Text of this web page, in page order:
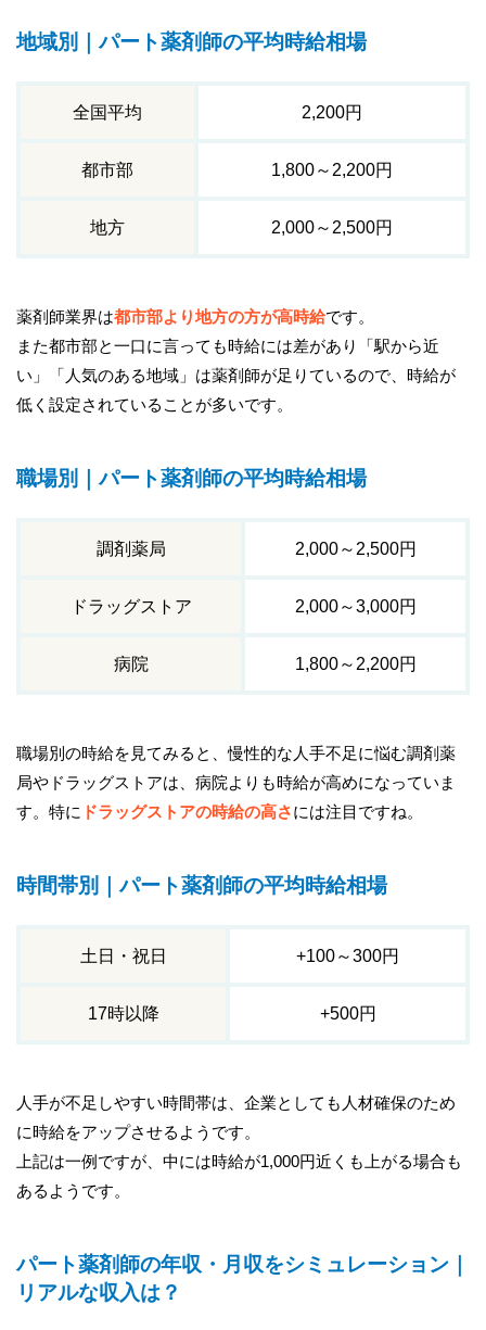
地域別｜パート薬剤師の平均時給相場
全国平均 2,200円
都市部 1,800～2,200円
地方 2,000～2,500円
薬剤師業界は都市部より地方の方が高時給です。
また都市部と一口に言っても時給には差があり「駅から近
い」「人気のある地域」は薬剤師が足りているので、時給が
低く設定されていることが多いです。
職場別｜パート薬剤師の平均時給相場
調剤薬局 2,000～2,500円
ドラッグストア 2,000～3,000円
病院 1,800～2,200円
職場別の時給を見てみると、慢性的な人手不足に悩む調剤薬
局やドラッグストアは、病院よりも時給が高めになっていま
す。特に ドラッグストアの時給の高さには注目ですね。
時間帯別｜パート薬剤師の平均時給相場
土日・祝日 +100～300円
17時以降 +500円
人手が不足しやすい時間帯は、企業としても人材確保のため
に時給をアップさせるようです。
上記は一例ですが、中には時給が1,000円近くも上がる場合も
あるようです。
パート薬剤師の年収・月収をシミュレーション｜
リアルな収入は？